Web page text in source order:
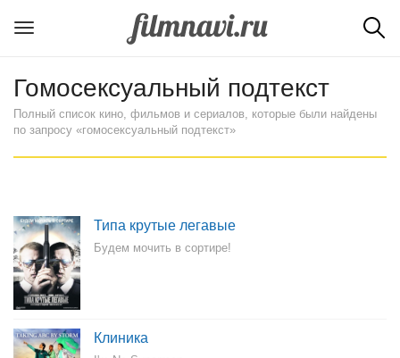
Гомосексуальный подтекст
Полный список кино, фильмов и сериалов, которые были найдены
по запросу «гомосексуальный подтекст»
Типа крутые легавые
Будем мочить в сортире!
Клиника